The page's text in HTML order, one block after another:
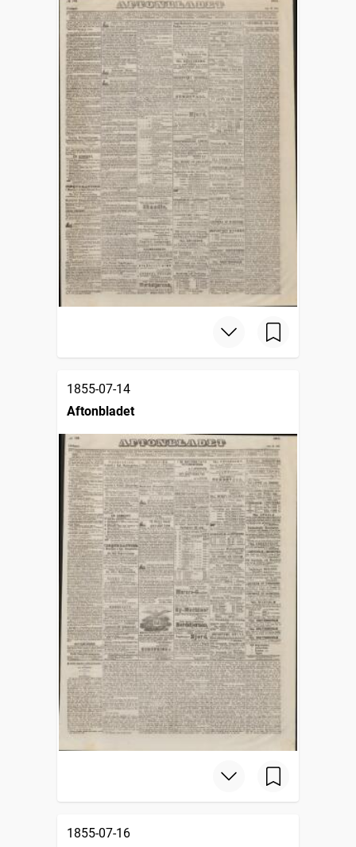
1855-07-14
Aftonbladet
1855-07-16